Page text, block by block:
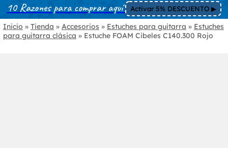
10 Razones para comprar aquí Activar 5% DESCUENTO ▶︎
Inicio » Tienda » Accesorios » Estuches para guitarra » Estuches
para guitarra clásica » Estuche FOAM Cibeles C140.300 Rojo